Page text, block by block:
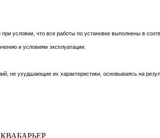
условии, что все работы по установке выполнены в
и условиям эксплуатации.
не ухудшающие их характеристики, основываясь на